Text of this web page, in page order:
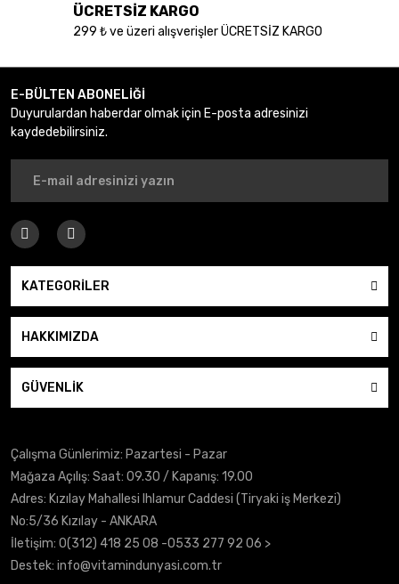
ÜCRETSİZ KARGO
299 ₺ ve üzeri alışverişler ÜCRETSİZ KARGO
E-BÜLTEN ABONELİĞİ
Duyurulardan haberdar olmak için E-posta adresinizi
kaydedebilirsiniz.
KATEGORİLER
HAKKIMIZDA
GÜVENLİK
Çalışma Günlerimiz: Pazartesi - Pazar
Mağaza Açılış: Saat: 09.30 / Kapanış: 19.00
Adres: Kızılay Mahallesi Ihlamur Caddesi (Tiryaki iş Merkezi)
No:5/36 Kızılay - ANKARA
İletişim: 0(312) 418 25 08 -0533 277 92 06 >
Destek: info@vitamindunyasi.com.tr